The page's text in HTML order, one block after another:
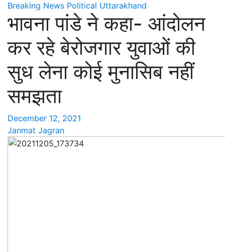
Breaking News Political Uttarakhand
भावना पांडे ने कहा- आंदोलन
कर रहे बेरोजगार युवाओं की
सुध लेना कोई मुनासिब नहीं
समझता
December 12, 2021
Janmat Jagran